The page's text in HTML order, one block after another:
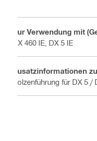
Zur Verwendung mit
DX 460 IE, DX 5 IE
Zusatzinformationen
Bolzenführung für DX 5